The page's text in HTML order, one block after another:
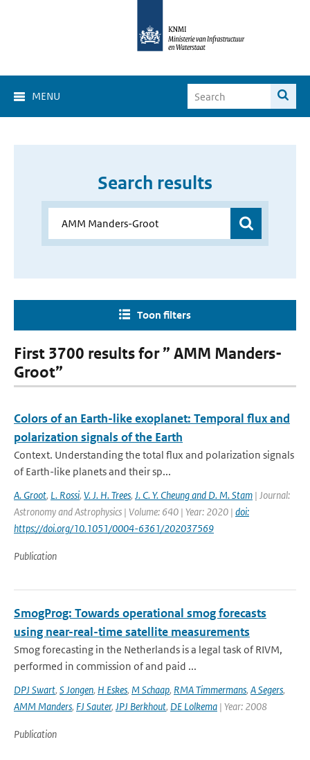
MENU
Search results
Toon filters
First 3700 results for ” AMM Manders-
Groot”
Colors of an Earth-like exoplanet: Temporal flux and
polarization signals of the Earth
Context. Understanding the total flux and polarization signals
of Earth-like planets and their sp...
A. Groot, L. Rossi, V. J. H. Trees, J. C. Y. Cheung and D. M. Stam | Journal:
Astronomy and Astrophysics | Volume: 640 | Year: 2020 | doi:
https://doi.org/10.1051/0004-6361/202037569
Publication
SmogProg: Towards operational smog forecasts
using near-real-time satellite measurements
Smog forecasting in the Netherlands is a legal task of RIVM,
performed in commission of and paid ...
DPJ Swart, S Jongen, H Eskes, M Schaap, RMA Timmermans, A Segers,
AMM Manders, FJ Sauter, JPJ Berkhout, DE Lolkema | Year: 2008
Publication